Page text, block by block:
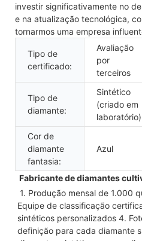
investir significativamente no
e na atualização tecnológica,
tornarmos uma empresa
Tipo de
certificado:
Avaliação
por
terceiros
Tipo de
diamante:
Sintético
(criado em
laboratório)
Cor de
diamante
fantasia:
Azul
Fabricante de diamantes
Equipe de classificação
sintéticos personalizados 4.
definição para cada diamante